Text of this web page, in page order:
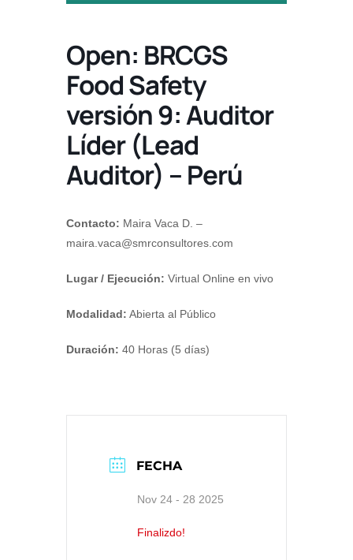
Open: BRCGS
Food Safety
versión 9: Auditor
Líder (Lead
Auditor) – Perú
Contacto: Maira Vaca D. –
maira.vaca@smrconsultores.com
Lugar / Ejecución: Virtual Online en vivo
Modalidad: Abierta al Público
Duración: 40 Horas (5 días)
FECHA
Nov 24 - 28 2025
Finalizdo!